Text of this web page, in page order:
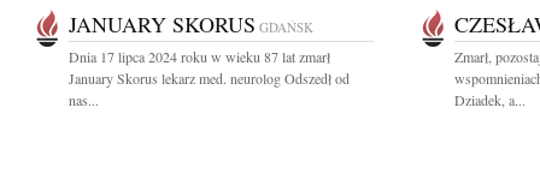
JANUARY SKORUS GDAŃSK
Dnia 17 lipca 2024 roku w wieku 87 lat zmarł
January Skorus lekarz med. neurolog Odszedł od
nas...
Zmarł,
Dziadek, a...